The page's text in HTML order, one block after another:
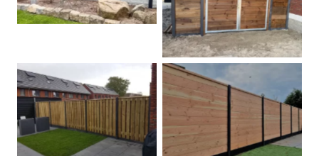
Dubbele poort
Betonpalen schutting Douglas